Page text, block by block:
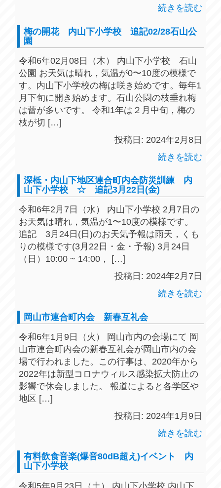
続きを読む
梅の開花 内山下小学校 追記02/28石山公
園
令和6年02月08日（木） 内山下小学校 石山
公園 お天気は晴れ，気温が0〜10度の模様で
す。内山下小学校の梅は咲き始めです。毎年1
月下旬に開き始めます。石山公園の枝垂れ梅
は蕾が多いです。 令和1年は２月中旬，梅の
枝が切 […]
投稿日: 2024年2月8日
続きを読む
深柢・内山下地区連合町内会防災訓練 内
山下小学校 ☆ 追記3月22日(金)
令和6年2月7日（水） 内山下小学校 2月7日の
お天気は晴れ，気温が1〜10度の模様です。
追記 3月24日(日)のお天気予報は雨天，くも
りの模様です(3月22日・金・予報) 3月24日
（日）10:00 ~ 14:00， […]
投稿日: 2024年2月7日
続きを読む
岡山市連合町内会 新春互礼会
令和6年1月9日（火） 岡山市内の会場にて 岡
山市連合町内会の新春互礼会が岡山市内の会
場で行われました。この行事は、2020年から
2022年は新型コロナウィルス感染拡大防止の
影響で休会しました。 報道によると各学区や
地区 […]
投稿日: 2024年1月9日
続きを読む
有料飲食音楽(爆音80dB超え)イベント 内
山下小学校
令和5年9月23日（土） 内山下小学校 内山下